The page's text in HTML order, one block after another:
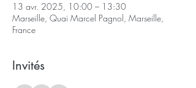
13 avr. 2025, 10:00 – 13:30
Marseille, Quai Marcel Pagnol, Marseille,
France
Invités